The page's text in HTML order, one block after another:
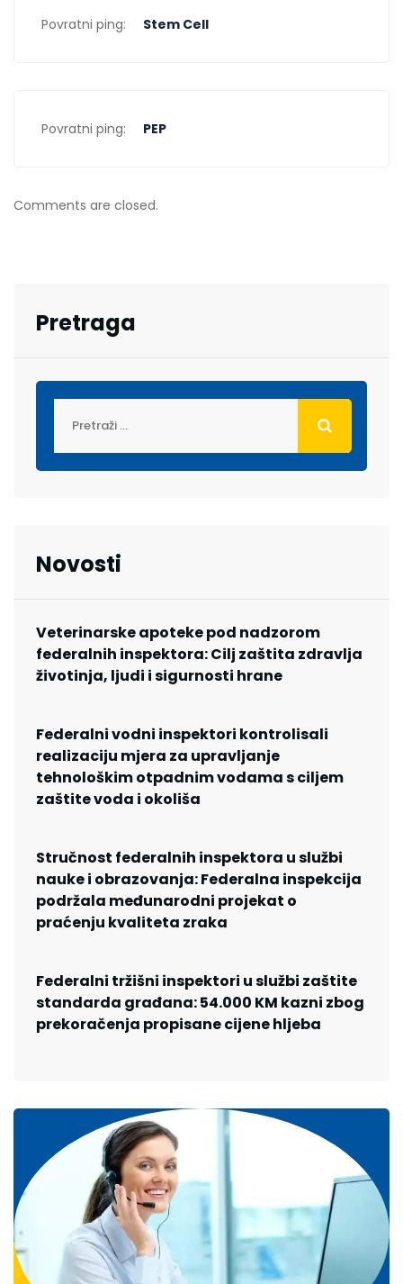
Povratni ping: Stem Cell
Povratni ping: PEP
Comments are closed.
Pretraga
Novosti
Veterinarske apoteke pod nadzorom
federalnih inspektora: Cilj zaštita zdravlja
životinja, ljudi i sigurnosti hrane
Federalni vodni inspektori kontrolisali
realizaciju mjera za upravljanje
tehnološkim otpadnim vodama s ciljem
zaštite voda i okoliša
Stručnost federalnih inspektora u službi
nauke i obrazovanja: Federalna inspekcija
podržala međunarodni projekat o
praćenju kvaliteta zraka
Federalni tržišni inspektori u službi zaštite
standarda građana: 54.000 KM kazni zbog
prekoračenja propisane cijene hljeba